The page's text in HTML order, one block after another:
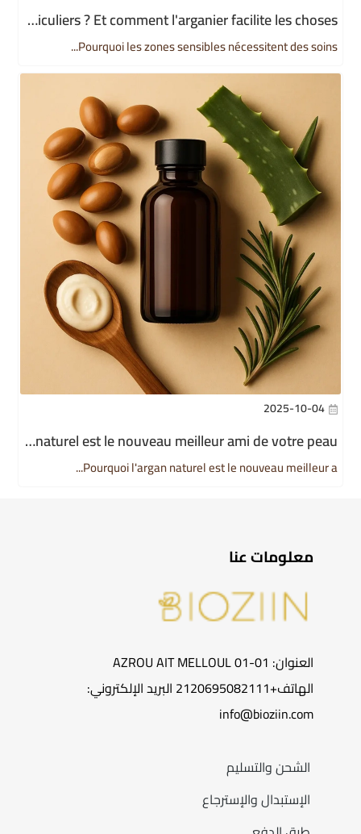
Pourquoi les zones sensibles nécessitent des soins particuliers ? Et comment l'arganier facilite les choses.
Pourquoi les zones sensibles nécessitent des soins...
2025-10-04
Pourquoi l'argan naturel est le nouveau meilleur ami de votre peau
Pourquoi l'argan naturel est le nouveau meilleur a...
معلومات عنا
العنوان: 01-01 AZROU AIT MELLOUL
الهاتف+2120695082111 البريد الإلكتروني:
info@bioziin.com
الشحن والتسليم
الإستبدال والإسترجاع